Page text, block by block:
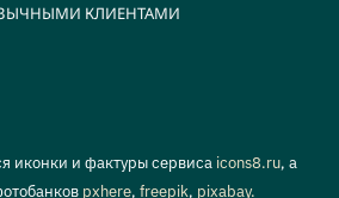
КЛИЕНТАМИ
иконки и фактуры сервиса icons8.ru, а
pxhere, freepik, pixabay.